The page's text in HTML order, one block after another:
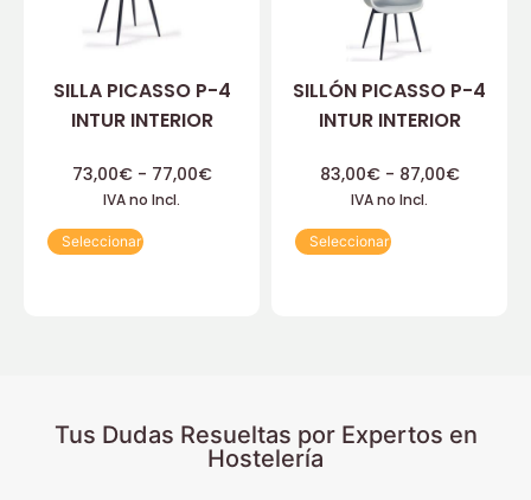
SILLA PICASSO P-4
INTUR INTERIOR
73,00€ - 77,00€
IVA no Incl.
Seleccionar
SILLÓN PICASSO P-4
INTUR INTERIOR
83,00€ - 87,00€
IVA no Incl.
Seleccionar
Tus Dudas Resueltas por Expertos en
Hostelería